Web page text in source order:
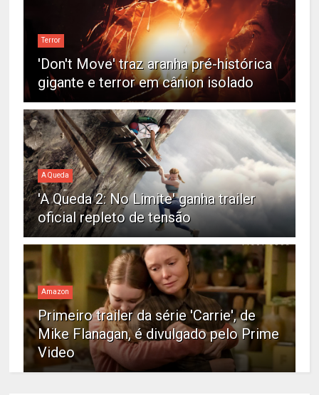
Terror
'Don't Move' traz aranha pré-histórica
gigante e terror em cânion isolado
A Queda
'A Queda 2: No Limite' ganha trailer
oficial repleto de tensão
Amazon
Primeiro trailer da série 'Carrie', de
Mike Flanagan, é divulgado pelo Prime
Video